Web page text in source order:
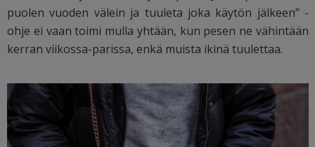
puolen vuoden välein ja tuuleta joka käytön jälkeen” -
ohje ei vaan toimi mulla yhtään, kun pesen ne vähintään
kerran viikossa-parissa, enkä muista ikinä tuulettaa.